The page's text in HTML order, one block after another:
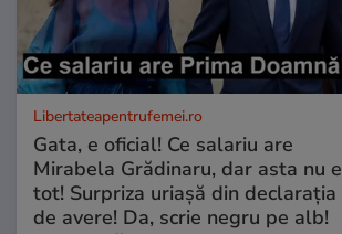
Libertateapentrufemei.ro
Gata, e oficial! Ce salariu are
Mirabela Grădinaru, dar asta nu e
tot! Surpriza uriașă din declarația
de avere! Da, scrie negru pe alb!